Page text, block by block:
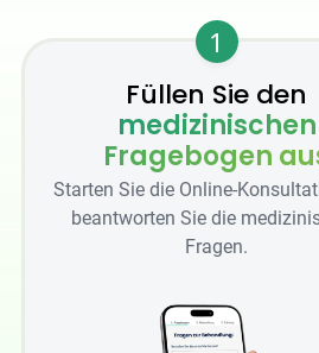
1
Füllen Sie den
medizinischen
Fragebogen
Starten Sie die Online-
beantworten Sie die
Fragen.